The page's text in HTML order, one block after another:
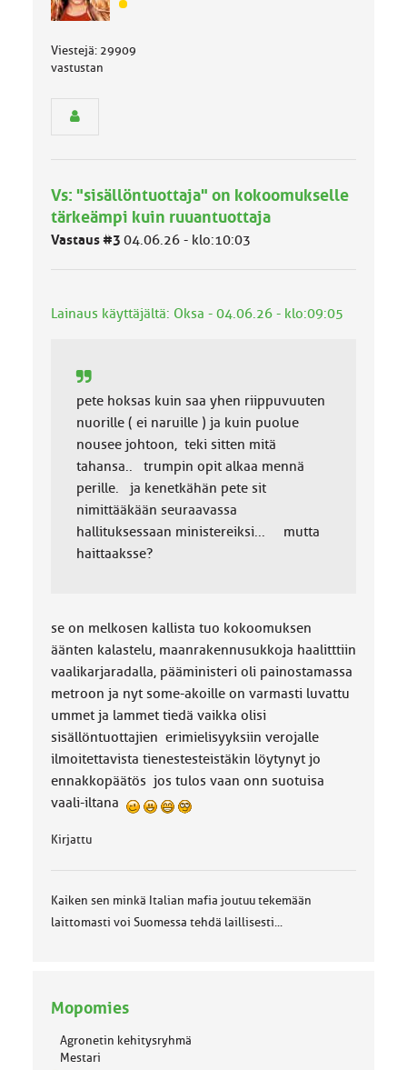
J
e
u
o
k
k
Viestejä: 29909
vastustan
Vs: "sisällöntuottaja" on kokoomukselle
tärkeämpi kuin ruuantuottaja
Vastaus #3 04.06.26 - klo:10:03
Lainaus käyttäjältä: Oksa - 04.06.26 - klo:09:05
pete hoksas kuin saa yhen riippuvuuten
nuorille ( ei naruille ) ja kuin puolue
nousee johtoon, teki sitten mitä
tahansa.. trumpin opit alkaa mennä
perille. ja kenetkähän pete sit
nimittääkään seuraavassa
hallituksessaan ministereiksi... mutta
haittaaksse?
se on melkosen kallista tuo kokoomuksen
äänten kalastelu, maanrakennusukkoja haalitttiin
vaalikarjaradalla, pääministeri oli painostamassa
metroon ja nyt some-akoille on varmasti luvattu
ummet ja lammet tiedä vaikka olisi
sisällöntuottajien erimielisyyksiin verojalle
ilmoitettavista tienestesteistäkin löytynyt jo
ennakkopäätös jos tulos vaan onn suotuisa
vaali-iltana
Kirjattu
Kaiken sen minkä Italian mafia joutuu tekemään
laittomasti voi Suomessa tehdä laillisesti...
Mopomies
Agronetin kehitysryhmä
Mestari